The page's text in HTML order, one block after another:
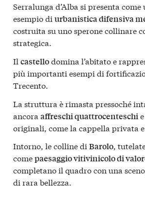
Serralunga d’Alba si presenta
esempio di urbanistica difensiva
costruita su uno sperone collinare
strategica.
Il castellodomina l’abitato e
più importanti esempi di
Trecento.
La struttura è rimasta pressoché
ancora affreschi quattrocenteschi
originali, come la cappella privata
Intorno, le colline di Barolo,
comepaesaggio vitivinicolo di
completano il quadro con una
di rara bellezza.